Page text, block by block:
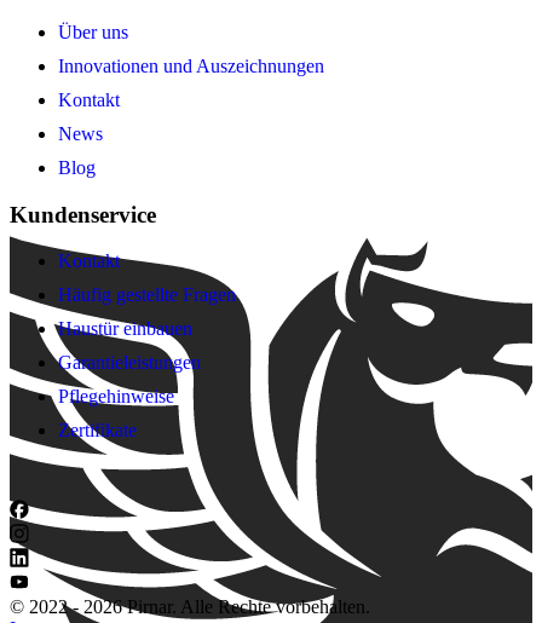
Über uns
Innovationen und Auszeichnungen
Kontakt
News
Blog
Kundenservice
Kontakt
Häufig gestellte Fragen
Haustür einbauen
Garantieleistungen
Pflegehinweise
Zertifikate
© 2022 - 2026 Pirnar. Alle Rechte vorbehalten.